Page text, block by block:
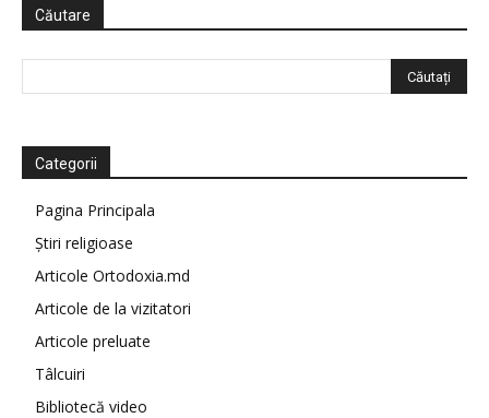
Căutare
Categorii
Pagina Principala
Știri religioase
Articole Ortodoxia.md
Articole de la vizitatori
Articole preluate
Tâlcuiri
Bibliotecă video